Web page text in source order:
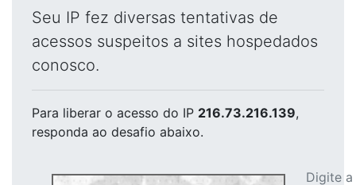
Seu IP fez diversas tentativas de
acessos suspeitos a sites hospedados
conosco.
Para liberar o acesso do IP 216.73.216.139,
responda ao desafio abaixo.
Digite